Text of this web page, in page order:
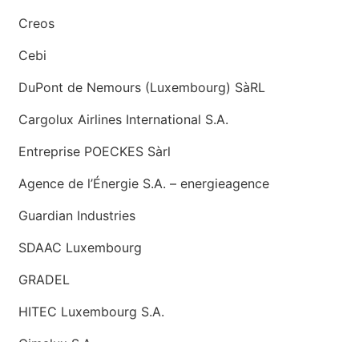
Creos
Cebi
DuPont de Nemours (Luxembourg) SàRL
Cargolux Airlines International S.A.
Entreprise POECKES Sàrl
Agence de l’Énergie S.A. – energieagence
Guardian Industries
SDAAC Luxembourg
GRADEL
HITEC Luxembourg S.A.